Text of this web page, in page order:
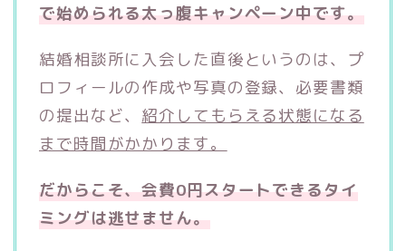
で始められる太っ腹キャンペーン中です。
結婚相談所に入会した直後というのは、プ
ロフィールの作成や写真の登録、必要書類
の提出など、 紹介してもらえる状態になる
まで時間がかかります。
だからこそ、会費0円スタートできるタイ
ミングは逃せません。